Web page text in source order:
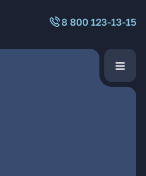
8 800 123-13-15